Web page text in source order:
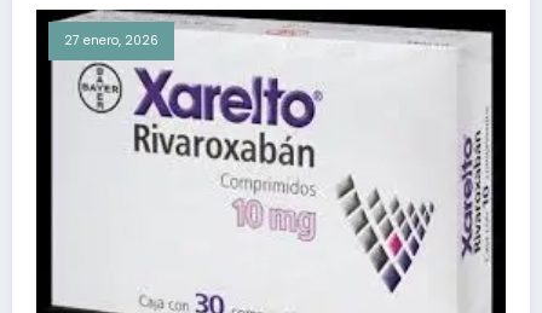
27 enero, 2026